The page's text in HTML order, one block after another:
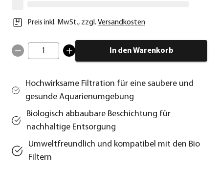
Preis inkl. MwSt., zzgl. Versandkosten
1 In den Warenkorb
Hochwirksame Filtration für eine saubere und
gesunde Aquarienumgebung
Biologisch abbaubare Beschichtung für
nachhaltige Entsorgung
Umweltfreundlich und kompatibel mit den Bio
Filtern